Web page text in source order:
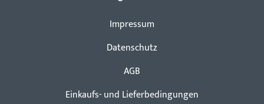
Impressum
Datenschutz
AGB
Einkaufs- und Lieferbedingungen